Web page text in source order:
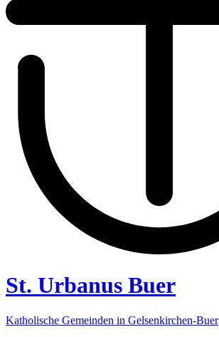
St. Urbanus Buer
Katholische Gemeinden in Gelsenkirchen-Buer